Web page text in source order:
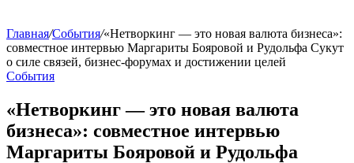
Главная/События/«Нетворкинг — это новая валюта бизнеса»:
совместное интервью Маргариты Бояровой и Рудольфа Сукут
о силе связей, бизнес-форумах и достижении целей
События
«Нетворкинг — это новая валюта
бизнеса»: совместное интервью
Маргариты Бояровой и Рудольфа